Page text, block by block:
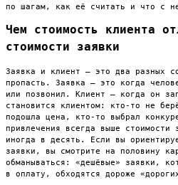
по шагам, как её считать и что с
Чем стоимость клиента
стоимости заявки
Заявка и клиент — это два разных
пропасть. Заявка — это когда
или позвонил. Клиент — когда он
становится клиентом: кто-то не
подошла цена, кто-то выбрал
привлечения всегда выше
иногда в десять. Если вы
заявки, вы смотрите на половину
обманываться: «дешёвые» заявки,
в оплату, обходятся дороже